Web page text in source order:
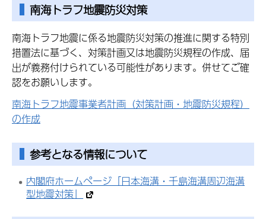
南海トラフ地震防災対策
南海トラフ地震に係る地震防災対策の推進に関する特別
措置法に基づく、対策計画又は地震防災規程の作成、届
出が義務付けられている可能性があります。併せてご確
認をお願いします。
南海トラフ地震事業者計画（対策計画・地震防災規程）
の作成
参考となる情報について
内閣府ホームページ「日本海溝・千島海溝周辺海溝
型地震対策」